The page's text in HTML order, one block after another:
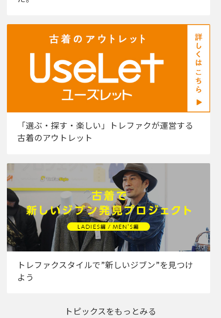
「選ぶ・探す・楽しい」トレファクが運営する
古着のアウトレット
トレファクスタイルで”新しいジブン”を見つけ
よう
トピックスをもっとみる